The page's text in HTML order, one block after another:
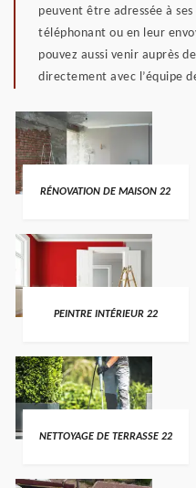
peuvent être adressée à
téléphonant ou en leur
pouvez aussi venir auprès
directement avec l’équipe
RÉNOVATION DE MAISON 22
PEINTRE INTÉRIEUR 22
NETTOYAGE DE TERRASSE 22